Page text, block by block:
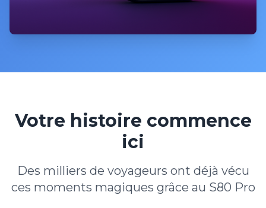
Votre histoire commence
ici
Des milliers de voyageurs ont déjà vécu
ces moments magiques grâce au S80 Pro